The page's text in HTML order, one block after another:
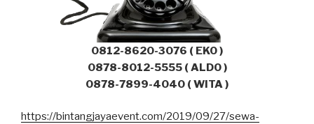
0812-8620-3076 ( EKO )
0878-8012-5555 ( ALDO )
0878-7899-4040 ( WITA )
https://bintangjayaevent.com/2019/09/27/sewa-